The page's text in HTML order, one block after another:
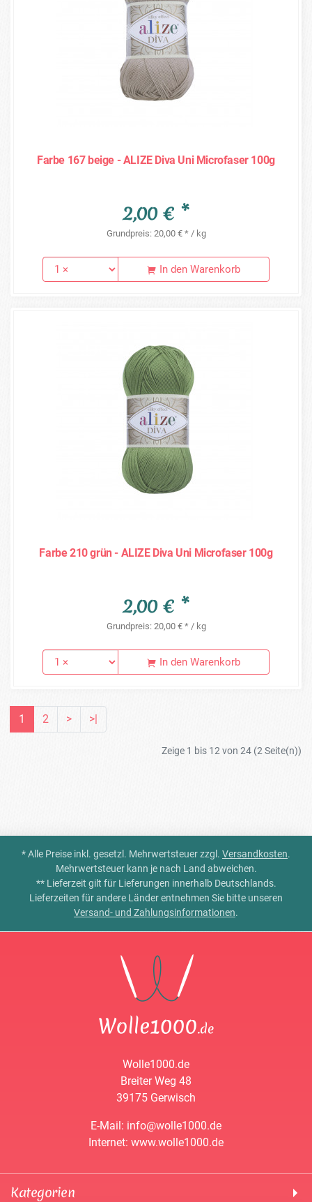
Farbe 167 beige - ALIZE Diva Uni Microfaser 100g
2,00 € *
Grundpreis: 20,00 € * / kg
In den Warenkorb
Farbe 210 grün - ALIZE Diva Uni Microfaser 100g
2,00 € *
Grundpreis: 20,00 € * / kg
In den Warenkorb
1 2 > >|
Zeige 1 bis 12 von 24 (2 Seite(n))
* Alle Preise inkl. gesetzl. Mehrwertsteuer zzgl. Versandkosten.
Mehrwertsteuer kann je nach Land abweichen.
** Lieferzeit gilt für Lieferungen innerhalb Deutschlands.
Lieferzeiten für andere Länder entnehmen Sie bitte unseren
Versand- und Zahlungsinformationen.
Wolle1000.de
Breiter Weg 48
39175 Gerwisch
E-Mail: info@wolle1000.de
Internet: www.wolle1000.de
Kategorien